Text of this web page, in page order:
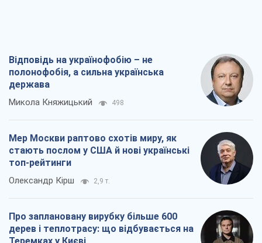
Відповідь на українофобію – не
полонофобія, а сильна українська
держава
Микола Княжицький 498
Мер Москви раптово схотів миру, як
стають послом у США й нові українські
топ-рейтинги
Олександр Кірш 2,9 т.
Про заплановану вирубку більше 600
дерев і теплотрасу: що відбувається на